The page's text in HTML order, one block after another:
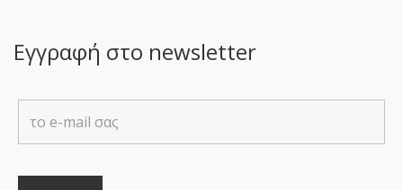
Εγγραφή στο newsletter